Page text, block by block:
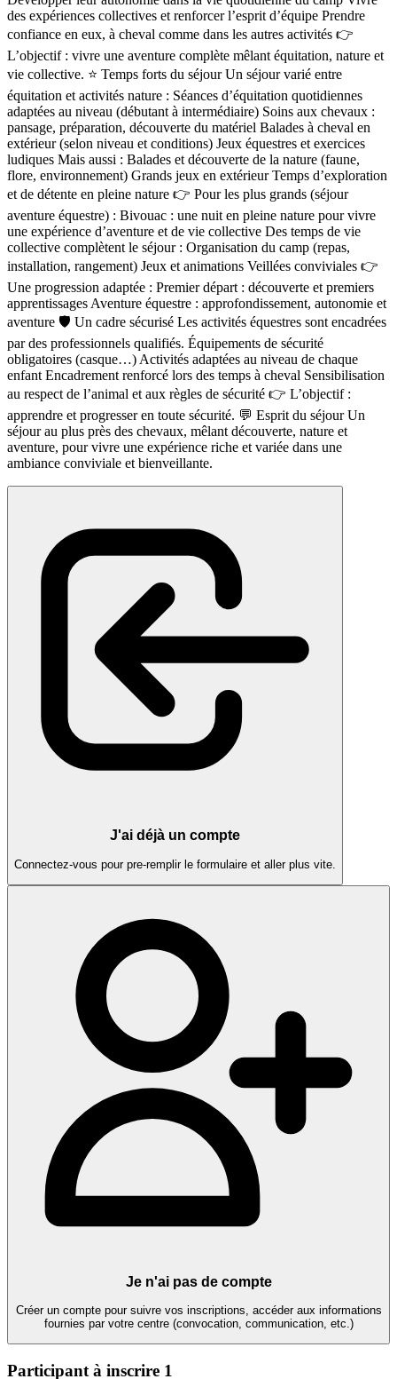
des expériences collectives et renforcer l’esprit d’équipe Prendre
confiance en eux, à cheval comme dans les autres activités 👉
L’objectif : vivre une aventure complète mêlant équitation, nature et
vie collective. ⭐ Temps forts du séjour Un séjour varié entre
équitation et activités nature : Séances d’équitation quotidiennes
adaptées au niveau (débutant à intermédiaire) Soins aux chevaux :
pansage, préparation, découverte du matériel Balades à cheval en
extérieur (selon niveau et conditions) Jeux équestres et exercices
ludiques Mais aussi : Balades et découverte de la nature (faune,
flore, environnement) Grands jeux en extérieur Temps d’exploration
et de détente en pleine nature 👉 Pour les plus grands (séjour
aventure équestre) : Bivouac : une nuit en pleine nature pour vivre
une expérience d’aventure et de vie collective Des temps de vie
collective complètent le séjour : Organisation du camp (repas,
installation, rangement) Jeux et animations Veillées conviviales 👉
Une progression adaptée : Premier départ : découverte et premiers
apprentissages Aventure équestre : approfondissement, autonomie et
aventure 🛡️ Un cadre sécurisé Les activités équestres sont encadrées
par des professionnels qualifiés. Équipements de sécurité
obligatoires (casque…) Activités adaptées au niveau de chaque
enfant Encadrement renforcé lors des temps à cheval Sensibilisation
au respect de l’animal et aux règles de sécurité 👉 L’objectif :
apprendre et progresser en toute sécurité. 💬 Esprit du séjour Un
séjour au plus près des chevaux, mêlant découverte, nature et
aventure, pour vivre une expérience riche et variée dans une
ambiance conviviale et bienveillante.
J'ai déjà un compte
Connectez-vous pour pre-remplir le formulaire et aller plus vite.
Je n'ai pas de compte
Créer un compte pour suivre vos inscriptions, accéder aux informations
fournies par votre centre (convocation, communication, etc.)
Participant à inscrire 1